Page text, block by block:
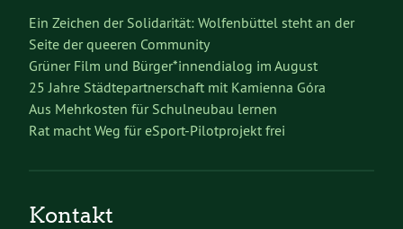
Ein Zeichen der Solidarität: Wolfenbüttel steht an der
Seite der queeren Community
Grüner Film und Bürger*innendialog im August
25 Jahre Städtepartnerschaft mit Kamienna Góra
Aus Mehrkosten für Schulneubau lernen
Rat macht Weg für eSport-Pilotprojekt frei
Kontakt